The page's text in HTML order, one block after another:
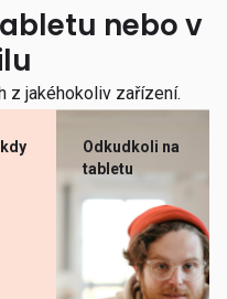
nebo v
z jakéhokoliv zařízení.
Odkudkoli na
tabletu